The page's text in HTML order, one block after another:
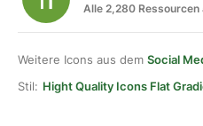
Alle 2,280 Ressourcen
Weitere Icons aus dem Social
Stil: Hight Quality Icons Flat